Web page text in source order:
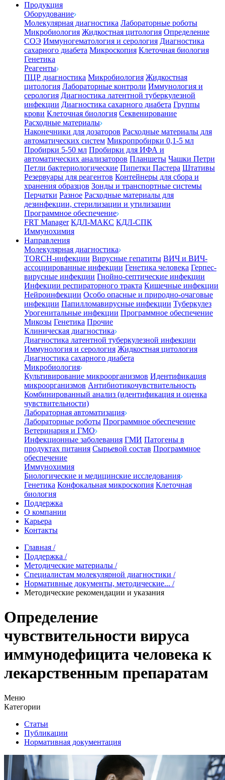
Продукция
Оборудование
Молекулярная диагностика Лабораторные роботы
Микробиология Жидкостная цитология Определение
СОЭ Иммуногематология и серология Диагностика
сахарного диабета Микроскопия Клеточная биология
Генетика
Реагенты
ПЦР диагностика Микробиология Жидкостная
цитология Лабораторные контроли Иммунология и
серология Диагностика латентной туберкулезной
инфекции Диагностика сахарного диабета Группы
крови Клеточная биология Секвенирование
Расходные материалы
Наконечники для дозаторов Расходные материалы для
автоматических систем Микропробирки 0,1-5 мл
Пробирки 5-50 мл Пробирки для ИФА и
автоматических анализаторов Планшеты Чашки Петри
Петли бактериологические Пипетки Пастера Штативы
Резервуары для реагентов Контейнеры для сбора и
хранения образцов Зонды и транспортные системы
Перчатки Разное Расходные материалы для
дезинфекции, стерилизации и утилизации
Программное обеспечение
FRT Manager КДЛ-МАКС КДЛ-СПК
Иммунохимия
Направления
Молекулярная диагностика
TORCH-инфекции Вирусные гепатиты ВИЧ и ВИЧ-
ассоциированные инфекции Генетика человека Герпес-
вирусные инфекции Гнойно-септические инфекции
Инфекции респираторного тракта Кишечные инфекции
Нейроинфекции Особо опасные и природно-очаговые
инфекции Папилломавирусные инфекции Туберкулез
Урогенитальные инфекции Программное обеспечение
Микозы Генетика Прочие
Клиническая диагностика
Диагностика латентной туберкулезной инфекции
Иммунология и серология Жидкостная цитология
Диагностика сахарного диабета
Микробиология
Культивирование микроорганизмов Идентификация
микроорганизмов Антибиотикочувствительность
Комбинированный анализ (идентификация и оценка
чувствительности)
Лабораторная автоматизация
Лабораторные роботы Программное обеспечение
Ветеринария и ГМО
Инфекционные заболевания ГМИ Патогены в
продуктах питания Сырьевой состав Программное
обеспечение
Иммунохимия
Биологические и медицинские исследования
Генетика Конфокальная микроскопия Клеточная
биология
Поддержка
О компании
Карьера
Контакты
Главная /
Поддержка /
Методические материалы /
Специалистам молекулярной диагностики /
Нормативные документы, методические... /
Методические рекомендации и указания
Определение
чувствительности вируса
иммунодефицита человека к
лекарственным препаратам
Меню
Категории
Статьи
Публикации
Нормативная документация